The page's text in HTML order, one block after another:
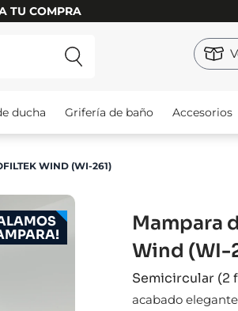
TU MAMPARA
ducha Grifería de baño Accesorios
WIND (WI-261)
Mampara
Wind (WI-
Semicircular (2
acabado